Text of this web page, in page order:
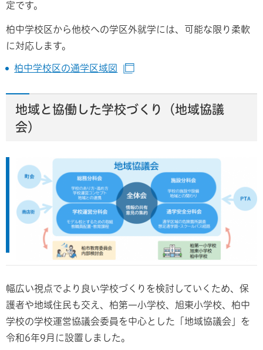
定です。
柏中学校区から他校への学区外就学には、可能な限り柔軟
に対応します。
柏中学校区の通学区域図
地域と協働した学校づくり（地域協議
会）
幅広い視点でより良い学校づくりを検討していくため、保
護者や地域住民も交え、柏第一小学校、旭東小学校、柏中
学校の学校運営協議会委員を中心とした「地域協議会」を
令和6年9月に設置しました。